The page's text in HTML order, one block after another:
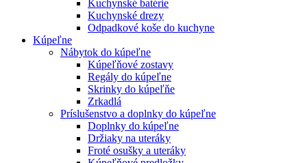
Kuchynské batérie
Kuchynské drezy
Odpadkové koše do kuchyne
Kúpeľne
Nábytok do kúpeľne
Kúpeľňové zostavy
Regály do kúpeľne
Skrinky do kúpeľňe
Zrkadlá
Príslušenstvo a doplnky do kúpeľne
Doplnky do kúpeľne
Držiaky na uteráky
Froté osušky a uteráky